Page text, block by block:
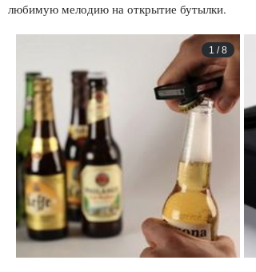
любимую мелодию на открытие бутылки.
1 /8